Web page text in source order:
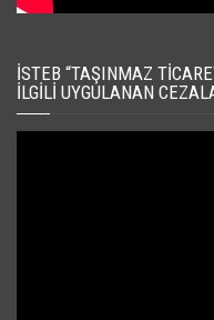
İSTEB “TAŞINMAZ
İLGILI UYGULANAN